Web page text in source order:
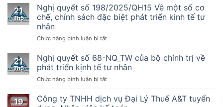
kế
toán
tư
Số
32/2025/TT-
–
dẫn
thực
hiện
một
điều
21
Th5
Nghị quyết số 198/2025/QH15 Về một số cơ
chế, chính sách đặc biệt phát triển kinh tế tư
nhân
Chức năng bình luận bị tắtở
quyết
số
198/2025/QH15
Về
số
cơ
21
Th5
Nghị quyết số 68-NQ_TW của bộ chính trị về
phát triển kịnh tế tư nhân
Chức năng bình luận bị tắtở
quyết
số
19
Công ty TNHH dịch vụ Đại Lý Thuế A&T tuyển